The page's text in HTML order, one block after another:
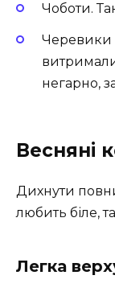
Чоботи.
Черевики
негарно,
Весняні
Дихнути
любить біле,
Легка